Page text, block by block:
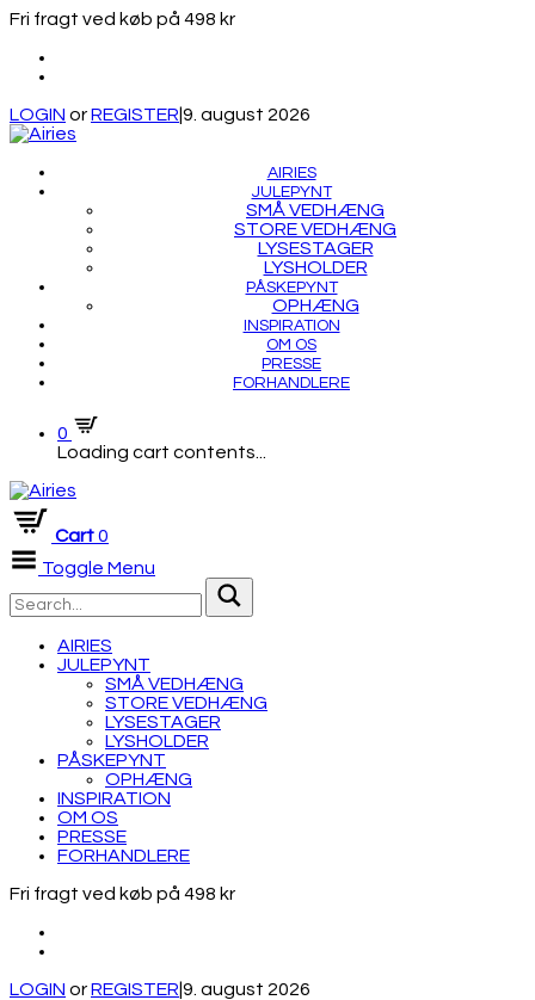
Fri fragt ved køb på 498 kr
LOGIN orREGISTER 9. august 2026
AIRIES
JULEPYNT
SMÅ VEDHÆNG
STORE VEDHÆNG
LYSESTAGER
LYSHOLDER
PÅSKEPYNT
OPHÆNG
INSPIRATION
OM OS
PRESSE
FORHANDLERE
0
Loading cart contents...
Cart0
Toggle Menu
AIRIES
JULEPYNT
SMÅ VEDHÆNG
STORE VEDHÆNG
LYSESTAGER
LYSHOLDER
PÅSKEPYNT
OPHÆNG
INSPIRATION
OM OS
PRESSE
FORHANDLERE
Fri fragt ved køb på 498 kr
LOGIN orREGISTER 9. august 2026